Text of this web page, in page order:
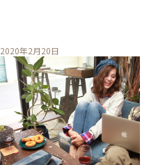
2020年2月20日